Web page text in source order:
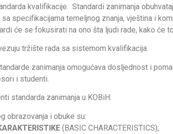
kvalifikacije. Standardi zanimanja
specifikacijama temeljnog znanja, vještina i
će se fokusirati na ono šta ljudi rade, kako će
tržište rada sa sistemom kvalifikacija.
zanimanja omogućava dosljednost i
i studenti.
standarda zanimanja u KOBiH:
obrazovanja i obuke su:
(BASIC CHARACTERISTICS);